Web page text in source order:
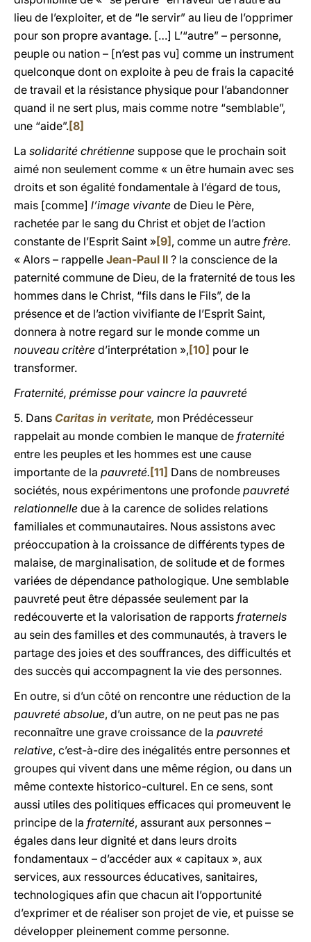
lieu de l’exploiter, et de “le servir” au lieu de l’opprimer
pour son propre avantage. […] L’“autre” – personne,
peuple ou nation – [n’est pas vu] comme un instrument
quelconque dont on exploite à peu de frais la capacité
de travail et la résistance physique pour l’abandonner
quand il ne sert plus, mais comme notre “semblable”,
une “aide”.[8]
La solidarité chrétienne suppose que le prochain soit
aimé non seulement comme « un être humain avec ses
droits et son égalité fondamentale à l’égard de tous,
mais [comme] l’image vivante de Dieu le Père,
rachetée par le sang du Christ et objet de l’action
constante de l’Esprit Saint »[9] , comme un autre frère.
« Alors – rappelle Jean-Paul II ? la conscience de la
paternité commune de Dieu, de la fraternité de tous les
hommes dans le Christ, “fils dans le Fils”, de la
présence et de l’action vivifiante de l’Esprit Saint,
donnera à notre regard sur le monde comme un
nouveau critère d’interprétation », [10] pour le
transformer.
Fraternité, prémisse pour vaincre la pauvreté
5. Dans Caritas in veritate, mon Prédécesseur
rappelait au monde combien le manque de fraternité
entre les peuples et les hommes est une cause
importante de la pauvreté. [11] Dans de nombreuses
sociétés, nous expérimentons une profonde pauvreté
relationnelle due à la carence de solides relations
familiales et communautaires. Nous assistons avec
préoccupation à la croissance de différents types de
malaise, de marginalisation, de solitude et de formes
variées de dépendance pathologique. Une semblable
pauvreté peut être dépassée seulement par la
redécouverte et la valorisation de rapports fraternels
au sein des familles et des communautés, à travers le
partage des joies et des souffrances, des difficultés et
des succès qui accompagnent la vie des personnes.
En outre, si d’un côté on rencontre une réduction de la
pauvreté absolue, d’un autre, on ne peut pas ne pas
reconnaître une grave croissance de la pauvreté
relative, c’est-à-dire des inégalités entre personnes et
groupes qui vivent dans une même région, ou dans un
même contexte historico-culturel. En ce sens, sont
aussi utiles des politiques efficaces qui promeuvent le
principe de la fraternité, assurant aux personnes –
égales dans leur dignité et dans leurs droits
fondamentaux – d’accéder aux « capitaux », aux
services, aux ressources éducatives, sanitaires,
technologiques afin que chacun ait l’opportunité
d’exprimer et de réaliser son projet de vie, et puisse se
développer pleinement comme personne.